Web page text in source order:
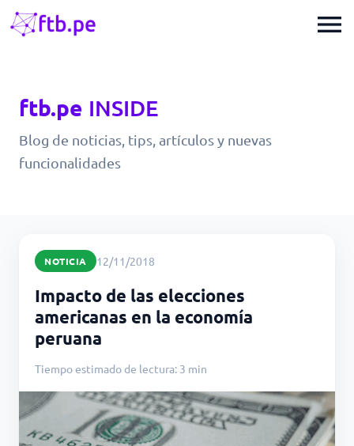
menu
ftb.pe INSIDE
Blog de noticias, tips, artículos y nuevas
funcionalidades
NOTICIA 12/11/2018
Impacto de las elecciones
americanas en la economía
peruana
Tiempo estimado de lectura: 3 min